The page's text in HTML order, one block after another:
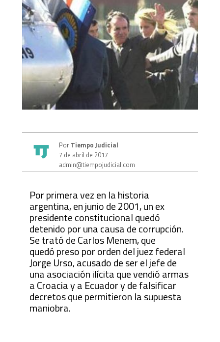
PorTiempo Judicial
7 de abril de 2017
admin@tiempojudicial.com
Por primera vez en la historia
argentina, en junio de 2001, un ex
presidente constitucional quedó
detenido por una causa de corrupción.
Se trató de Carlos Menem, que
quedó preso por orden del juez federal
Jorge Urso, acusado de ser el jefe de
una asociación ilícita que vendió armas
a Croacia y a Ecuador y de falsificar
decretos que permitieron la supuesta
maniobra.